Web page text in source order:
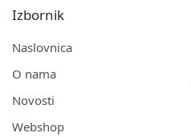
Izbornik
Naslovnica
O nama
Novosti
Webshop